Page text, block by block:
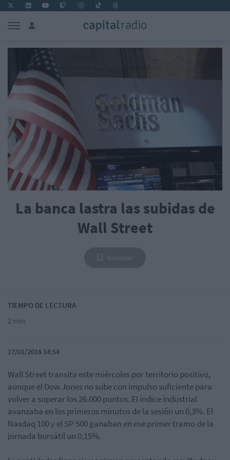
La banca lastra las subidas de
Wall Street
TIEMPO DE LECTURA
2 min
17/01/2018 14:54
Wall Street transita este miércoles por territorio positivo,
aunque el Dow Jones no sube con impulso suficiente para
volver a superar los 26.000 puntos. El índice industrial
avanzaba en los primeros minutos de la sesión un 0,3%. El
Nasdaq 100 y el SP 500 ganaban en ese primer tramo de la
jornada bursátil un 0,15%.